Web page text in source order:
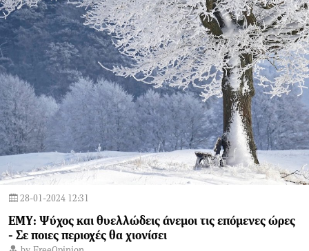
28-01-2024 12:31
ΕΜΥ: Ψύχος και θυελλώδεις άνεμοι τις επόμενες ώρες
- Σε ποιες περιοχές θα χιονίσει